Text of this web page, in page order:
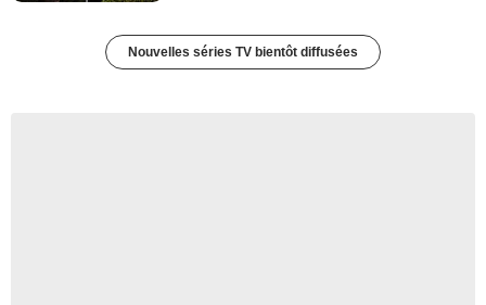
Nouvelles séries TV bientôt diffusées